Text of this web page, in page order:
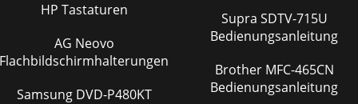
HP Tastaturen
AG Neovo
Flachbildschirmhalterungen
Samsung DVD-P480KT
Supra SDTV-715U
Bedienungsanleitung
Brother MFC-465CN
Bedienungsanleitung